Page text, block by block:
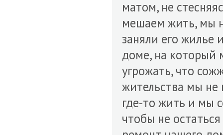
матом, не
мешаем жить, мы
заняли его жилье
доме, на который
угрожать, что
жительства мы не
где-то жить и мы
чтобы не